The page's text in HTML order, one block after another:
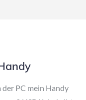
PC mein Handy